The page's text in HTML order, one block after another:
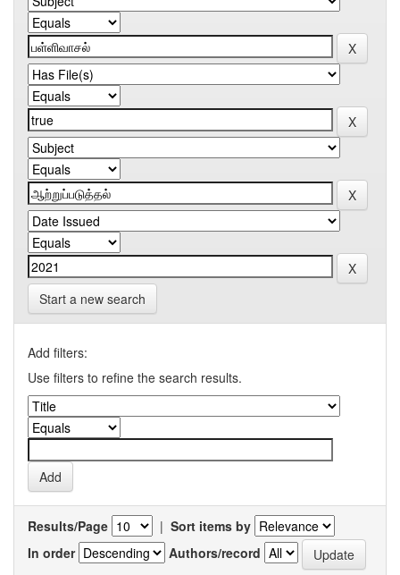
Start a new search
Add filters:
Use filters to refine the search results.
Results/Page | Sort items by
In order
Authors/record